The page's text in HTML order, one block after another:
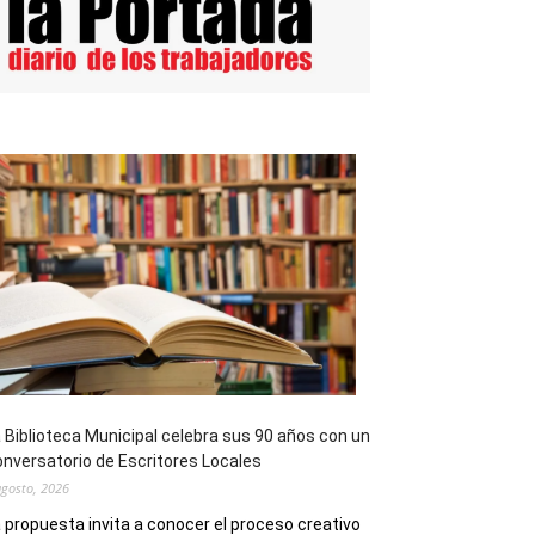
Biblioteca Municipal celebra sus 90 años con un
de Escritores Locales
2026
propuesta invita a conocer el proceso creativo